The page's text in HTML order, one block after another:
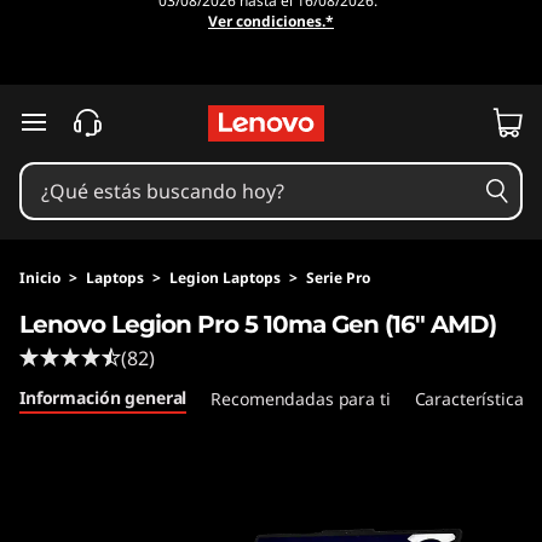
e
g
u
n
a
Ver condiciones.*
Ir al contenido principal
Inicio > Laptops > Legion Laptops > Serie Pro
Lenovo Legion Pro 5 10ma Gen (16" AMD)
(82)
Información general Recomendadas para ti Características